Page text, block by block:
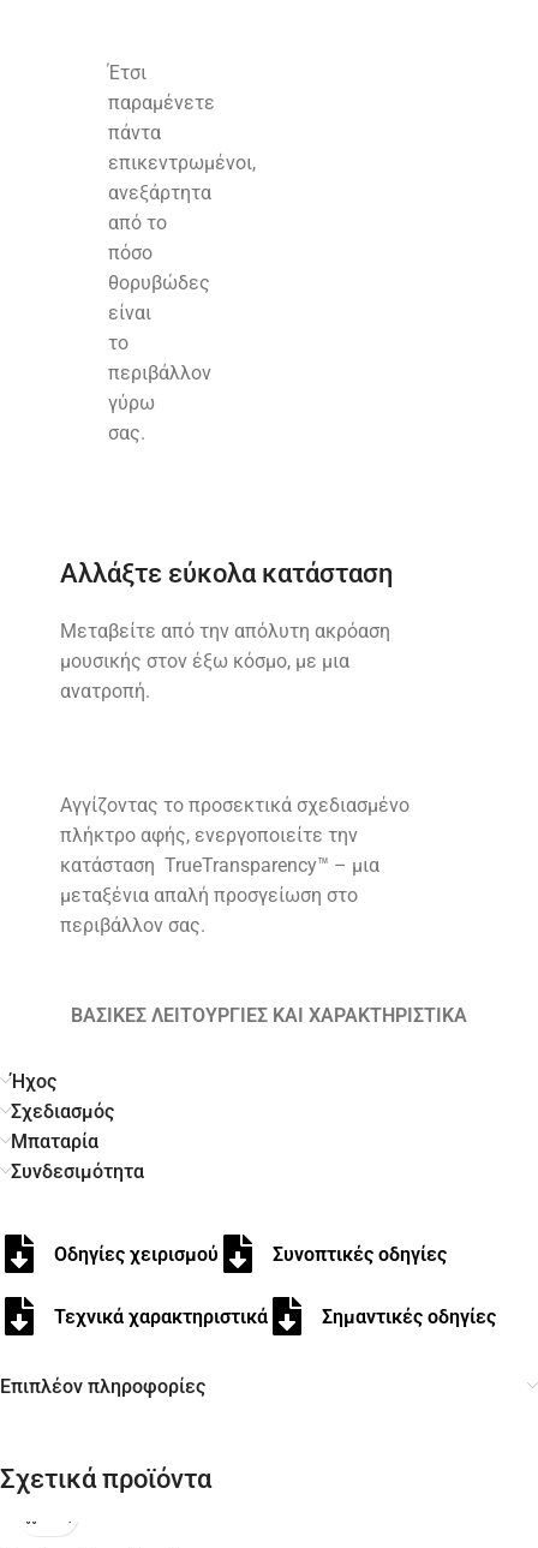
Έτσι
παραμένετε
πάντα
επικεντρωμένοι,
ανεξάρτητα
από το
πόσο
θορυβώδες
είναι
το
περιβάλλον
γύρω
σας.
Αλλάξτε εύκολα κατάσταση
Μεταβείτε από την απόλυτη ακρόαση
μουσικής στον έξω κόσμο, με μια
ανατροπή.
Αγγίζοντας το προσεκτικά σχεδιασμένο
πλήκτρο αφής, ενεργοποιείτε την
κατάσταση TrueTransparency™ – μια
μεταξένια απαλή προσγείωση στο
περιβάλλον σας.
ΒΑΣΙΚΕΣ ΛΕΙΤΟΥΡΓΙΕΣ ΚΑΙ ΧΑΡΑΚΤΗΡΙΣΤΙΚΑ
Ήχος
Σχεδιασμός
Μπαταρία
Συνδεσιμότητα
Οδηγίες χειρισμού Συνοπτικές οδηγίες
Τεχνικά χαρακτηριστικά Σημαντικές οδηγίες
Επιπλέον πληροφορίες
Σχετικά προϊόντα